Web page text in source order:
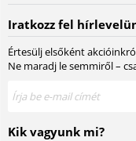
Iratkozz fel
Értesülj elsőként
Ne maradj le semmiről –
Kik vagyunk mi?